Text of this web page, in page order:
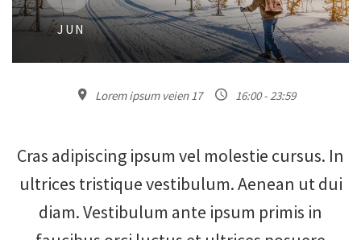
JUN
Lorem ipsum veien 17 16:00 - 23:59
Cras adipiscing ipsum vel molestie cursus. In
ultrices tristique vestibulum. Aenean ut dui
diam. Vestibulum ante ipsum primis in